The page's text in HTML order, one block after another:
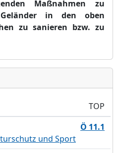
Maßnahmen zu
in den oben
zu sanieren bzw. zu
TOP
Ö 11.1
und Sport